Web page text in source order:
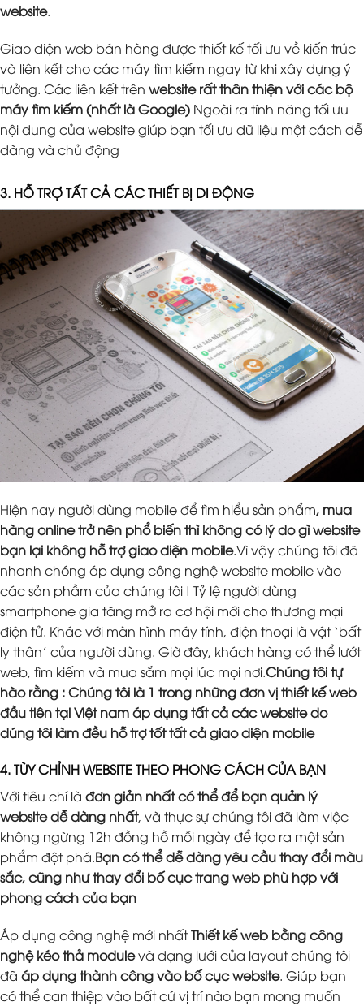
website.
Giao diện web bán hàng được thiết kế tối ưu về kiến trúc
và liên kết cho các máy tìm kiếm ngay từ khi xây dựng ý
tưởng. Các liên kết trên website rất thân thiện với các bộ
máy tìm kiếm (nhất là Google) Ngoài ra tính năng tối ưu
nội dung của website giúp bạn tối ưu dữ liệu một cách dễ
dàng và chủ động
3. HỖ TRỢ TẤT CẢ CÁC THIẾT BỊ DI ĐỘNG
Hiện nay người dùng mobile để tìm hiểu sản phẩm, mua
hàng online trở nên phổ biến thì không có lý do gì website
bạn lại không hỗ trợ giao diện mobile.Vì vậy chúng tôi đã
nhanh chóng áp dụng công nghệ website mobile vào
các sản phầm của chúng tôi ! Tỷ lệ người dùng
smartphone gia tăng mở ra cơ hội mới cho thương mại
điện tử. Khác với màn hình máy tính, điện thoại là vật ‘bất
ly thân’ của người dùng. Giờ đây, khách hàng có thể lướt
web, tìm kiếm và mua sắm mọi lúc mọi nơi.Chúng tôi tự
hào rằng : Chúng tôi là 1 trong những đơn vị thiết kế web
đầu tiên tại Việt nam áp dụng tất cả các website do
dúng tôi làm đều hỗ trợ tốt tất cả giao diện mobile
4. TÙY CHỈNH WEBSITE THEO PHONG CÁCH CỦA BẠN
Với tiêu chí là đơn giản nhất có thể để bạn quản lý
website dễ dàng nhất, và thực sự chúng tôi đã làm việc
không ngừng 12h đồng hồ mỗi ngày để tạo ra một sản
phẩm đột phá.Bạn có thể dễ dàng yêu cầu thay đổi màu
sắc, cũng như thay đổi bố cục trang web phù hợp với
phong cách của bạn
Áp dụng công nghệ mới nhấtThiết kế web bằng công
nghệ kéo thả modulevà dạng lưới của layout chúng tôi
đã áp dụng thành công vào bố cục website. Giúp bạn
có thể can thiệp vào bất cứ vị trí nào bạn mong muốn